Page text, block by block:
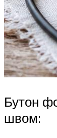
Бутон
швом: